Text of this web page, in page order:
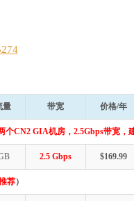
量 带宽 价格/年
CN2 GIA机房，2.5Gbps带宽，
2.5 Gbps $169.99
荐）